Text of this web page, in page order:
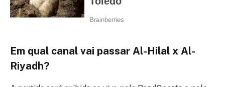
Em qual canal vai passar Al-Hilal x Al-
Riyadh?